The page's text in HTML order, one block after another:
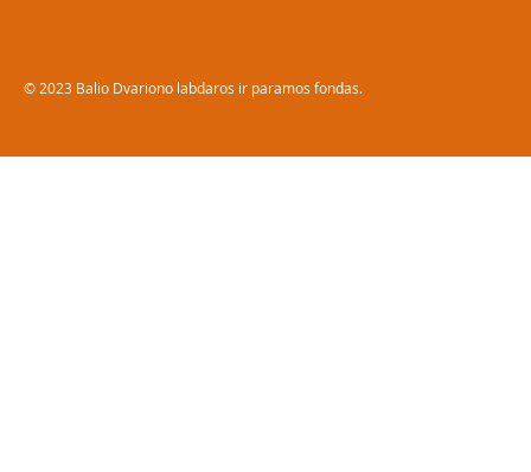
© 2023 Balio Dvariono labdaros ir paramos fondas.